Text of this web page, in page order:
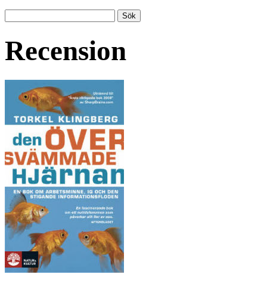
Recension